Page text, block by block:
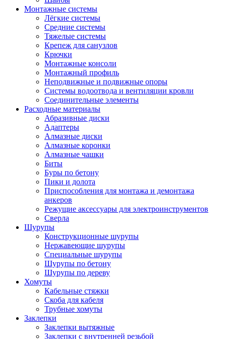
Монтажные системы
Лёгкие системы
Средние системы
Тяжелые системы
Крепеж для санузлов
Крючки
Монтажные консоли
Монтажный профиль
Неподвижные и подвижные опоры
Системы водоотвода и вентиляции кровли
Соединительные элементы
Расходные материалы
Абразивные диски
Адаптеры
Алмазные диски
Алмазные коронки
Алмазные чашки
Биты
Буры по бетону
Пики и долота
Приспособления для монтажа и демонтажа
анкеров
Режущие аксессуары для электроинструментов
Сверла
Шурупы
Конструкционные шурупы
Нержавеющие шурупы
Специальные шурупы
Шурупы по бетону
Шурупы по дереву
Хомуты
Кабельные стяжки
Скоба для кабеля
Трубные хомуты
Заклепки
Заклепки вытяжные
Заклепки с внутренней резьбой